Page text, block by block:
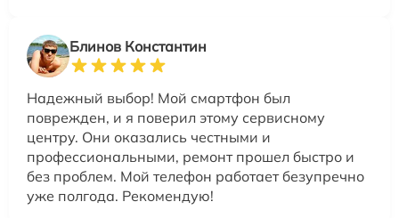
Блинов Константин
Надежный выбор! Мой смартфон был
поврежден, и я поверил этому сервисному
центру. Они оказались честными и
профессиональными, ремонт прошел быстро и
без проблем. Мой телефон работает безупречно
уже полгода. Рекомендую!